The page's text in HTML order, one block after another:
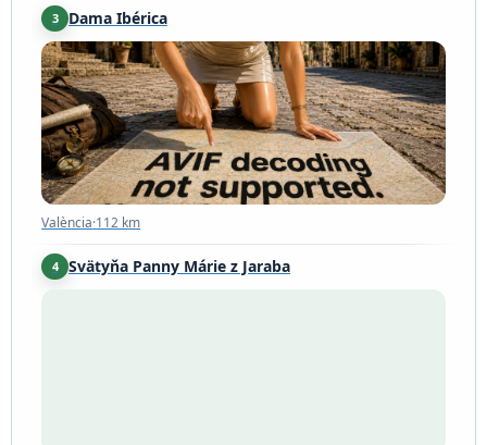
3 Dama Ibérica
València·112 km
València·112 km
4 Svätyňa Panny Márie z Jaraba